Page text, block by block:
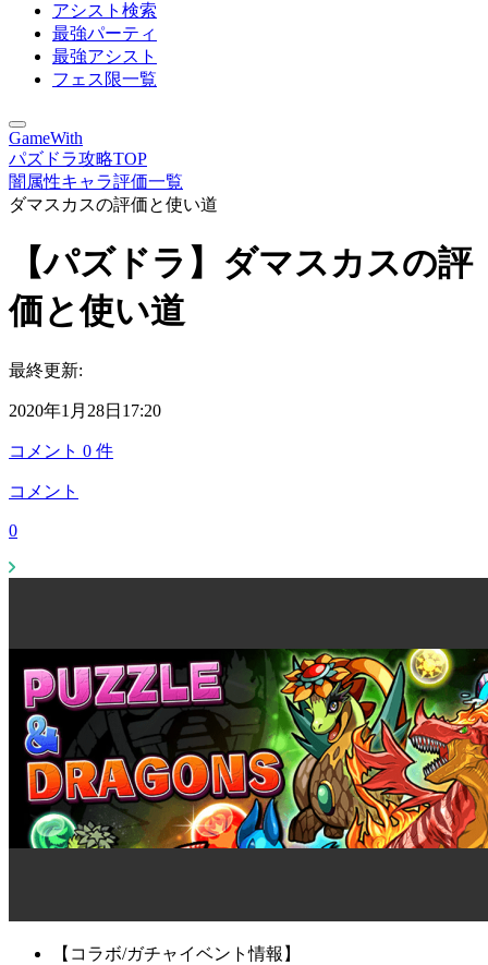
アシスト検索
最強パーティ
最強アシスト
フェス限一覧
GameWith
パズドラ攻略TOP
闇属性キャラ評価一覧
ダマスカスの評価と使い道
【パズドラ】ダマスカスの評
価と使い道
最終更新:
2020年1月28日17:20
コメント 0 件
コメント
0
【コラボ/ガチャイベント情報】